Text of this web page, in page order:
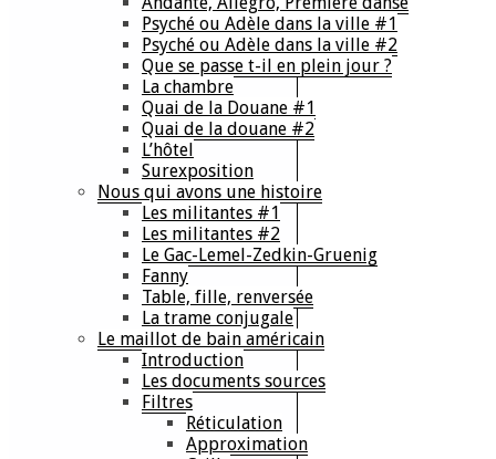
Psyché ou Adèle dans la ville #1
Psyché ou Adèle dans la ville #2
Que se passe t-il en plein jour ?
La chambre
Quai de la Douane #1
Quai de la douane #2
L’hôtel
Surexposition
Nous qui avons une histoire
Les militantes #1
Les militantes #2
Le Gac-Lemel-Zedkin-Gruenig
Fanny
Table, fille, renversée
La trame conjugale
Le maillot de bain américain
Introduction
Les documents sources
Filtres
Réticulation
Approximation